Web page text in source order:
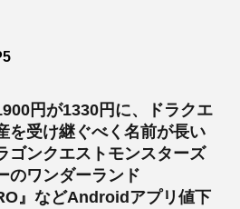
円が1330円に、ドラクエ
を受け継ぐべく名前が長い
ゴンクエストモンスターズ
のワンダーランド
』などAndroidアプリ値下